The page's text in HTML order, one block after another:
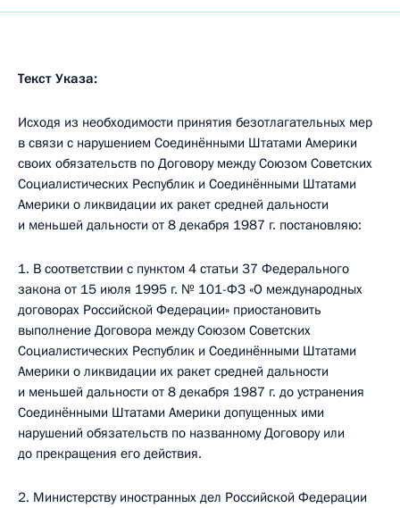
Текст Указа:
Исходя из необходимости принятия безотлагательных мер
в связи с нарушением Соединёнными Штатами Америки
своих обязательств по Договору между Союзом Советских
Социалистических Республик и Соединёнными Штатами
Америки о ликвидации их ракет средней дальности
и меньшей дальности от 8 декабря 1987 г. постановляю:
1. В соответствии с пунктом 4 статьи 37 Федерального
закона от 15 июля 1995 г. № 101-ФЗ «О международных
договорах Российской Федерации» приостановить
выполнение Договора между Союзом Советских
Социалистических Республик и Соединёнными Штатами
Америки о ликвидации их ракет средней дальности
и меньшей дальности от 8 декабря 1987 г. до устранения
Соединёнными Штатами Америки допущенных ими
нарушений обязательств по названному Договору или
до прекращения его действия.
2. Министерству иностранных дел Российской Федерации